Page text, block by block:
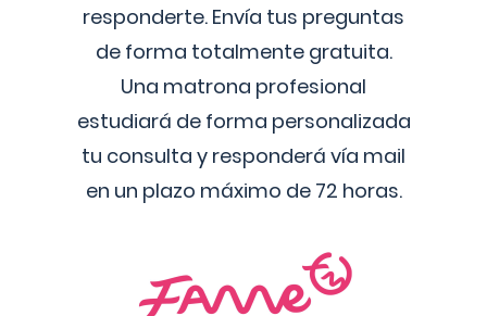
responderte. Envía tus preguntas
de forma totalmente gratuita.
Una matrona profesional
estudiará de forma personalizada
tu consulta y responderá vía mail
en un plazo máximo de 72 horas.